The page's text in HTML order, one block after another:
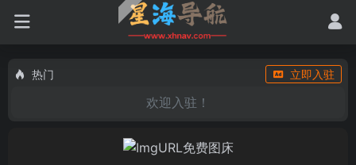
热门 立即入驻
欢迎入驻！